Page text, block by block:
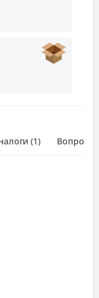
(1) Вопрос о